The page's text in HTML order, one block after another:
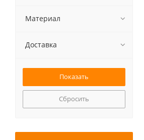
Материал
Доставка
Сбросить